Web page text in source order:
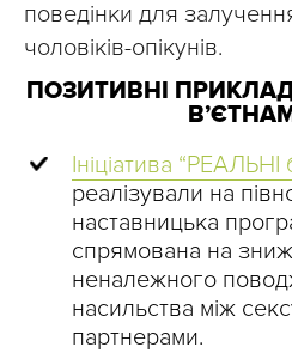
поведінки для
чоловіків-опікунів.
ПОЗИТИВНІ
Ініціатива “РЕАЛЬНІ
реалізували на
наставницька
спрямована на
неналежного
насильства між
партнерами.